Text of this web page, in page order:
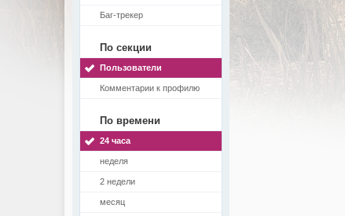
Баг-трекер
По секции
Пользователи
Комментарии к профилю
По времени
24 часа
неделя
2 недели
месяц